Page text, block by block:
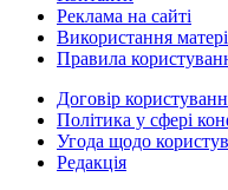
Реклама на сайті
Використання
Правила
Договір
Політика у сфері
Угода щодо
Редакція